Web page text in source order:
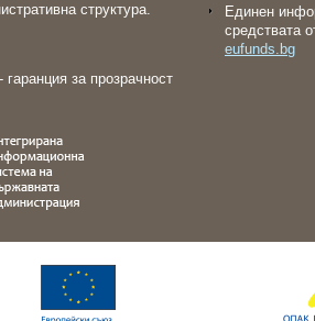
структура.
за прозрачност
Eдинен
средствата
eufunds.bg